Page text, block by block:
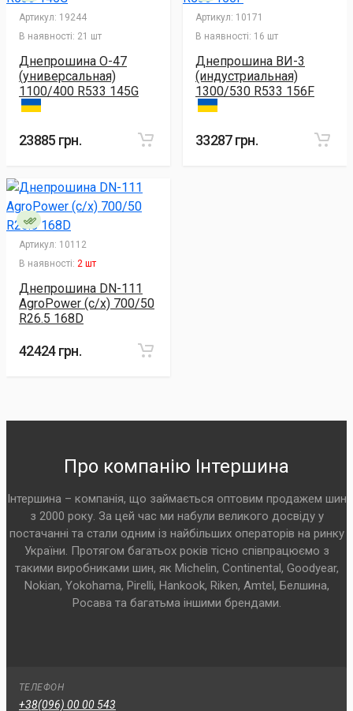
Артикул: 19244
В наявності: 21 шт
Днепрошина О-47
(универсальная)
1100/400 R533 145G
23885 грн.
Артикул: 10171
В наявності: 16 шт
Днепрошина ВИ-3
(индустриальная)
1300/530 R533 156F
33287 грн.
Артикул: 10112
В наявності: 2 шт
Днепрошина DN-111
AgroPower (с/х) 700/50
R26.5 168D
42424 грн.
Про компанію Інтершина
Інтершина – компанія, що займається оптовим продажем шин
з 2000 року. За цей час ми набули великого досвіду у
постачанні та стали одним із найбільших операторів на ринку
України. Протягом багатьох років тісно співпрацюємо з
такими виробниками шин, як Michelin, Continental, Goodyear,
Nokian, Yokohama, Pirelli, Hankook, Riken, Amtel, Белшина,
Росава та багатьма іншими брендами.
ТЕЛЕФОН
+38(096) 00 00 543